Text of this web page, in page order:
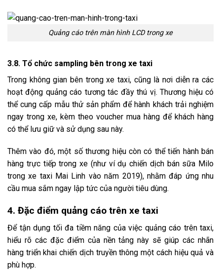
Quảng cáo trên màn hình LCD trong xe
3.8. Tổ chức sampling bên trong xe taxi
Trong không gian bên trong xe taxi, cũng là nơi diễn ra các
hoạt động quảng cáo tương tác đầy thú vị. Thương hiệu có
thể cung cấp mẫu thử sản phẩm để hành khách trải nghiệm
ngay trong xe, kèm theo voucher mua hàng để khách hàng
có thể lưu giữ và sử dụng sau này.
Thêm vào đó, một số thương hiệu còn có thể tiến hành bán
hàng trực tiếp trong xe (như ví dụ chiến dịch bán sữa Milo
trong xe taxi Mai Linh vào năm 2019), nhằm đáp ứng nhu
cầu mua sắm ngay lập tức của người tiêu dùng.
4. Đặc điểm quảng cáo trên xe taxi
Để tận dụng tối đa tiềm năng của việc quảng cáo trên taxi,
hiểu rõ các đặc điểm của nền tảng này sẽ giúp các nhãn
hàng triển khai chiến dịch truyền thông một cách hiệu quả và
phù hợp.